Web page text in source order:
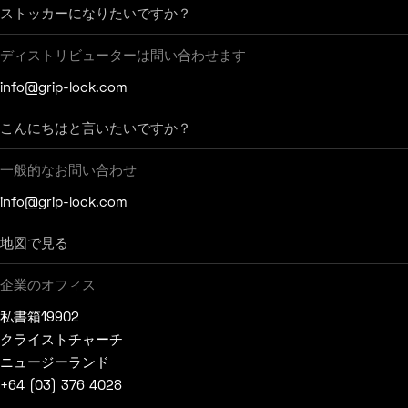
ストッカーになりたいですか？
ディストリビューターは問い合わせます
info@grip-lock.com
こんにちはと言いたいですか？
一般的なお問い合わせ
info@grip-lock.com
地図で見る
企業のオフィス
私書箱19902
クライストチャーチ
ニュージーランド
+64 (03) 376 4028